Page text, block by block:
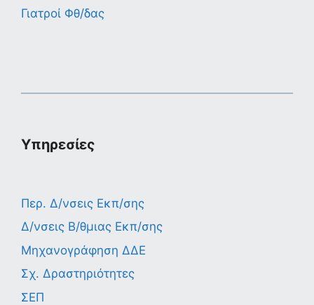
Γιατροί Φθ/δας
Υπηρεσίες
Περ. Δ/νσεις Εκπ/σης
Δ/νσεις Β/θμιας Εκπ/σης
Μηχανογράφηση ΔΔΕ
Σχ. Δραστηριότητες
ΣΕΠ